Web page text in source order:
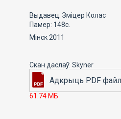
Выдавец: Зміцер Колас
Памер: 148с.
Мінск 2011
61.74 МБ